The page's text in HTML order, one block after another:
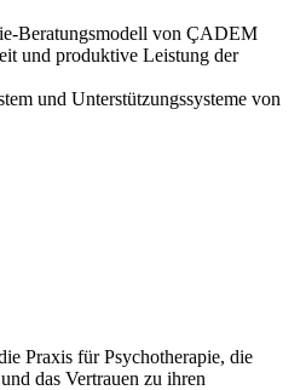
Beratungsmodell von ÇADEM
und produktive Leistung der
und Unterstützungssysteme von
Praxis für Psychotherapie, die
das Vertrauen zu ihren